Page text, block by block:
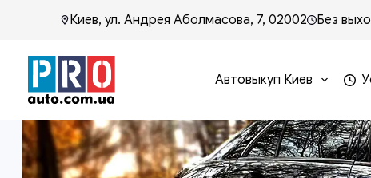
Киев, ул. Андрея Аболмасова, 7, 02002 Без
Автовыкуп Киев